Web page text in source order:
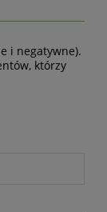
i negatywne).
którzy